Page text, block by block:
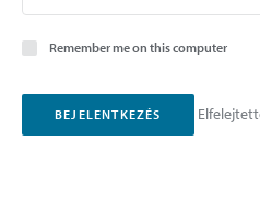
Remember me on this computer